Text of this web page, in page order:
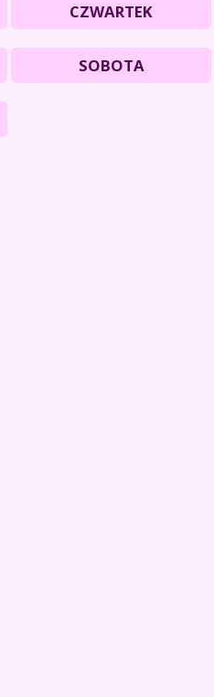
CZWARTEK
SOBOTA